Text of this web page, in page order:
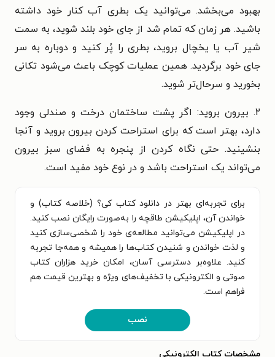
بهبود می‌بخشد. می‌توانید یک بطری آب کنار خود داشته
باشید. هر زمان که تمام شد از جای خود بلند شوید، به سمت
شیر آب یا یخچال بروید، بطری را پُر کنید و دوباره به سر
جای خود برگردید. همین عملیات کوچک باعث می‌شود تکانی
بخورید و سرحال‌تر شوید.
۲. بیرون بروید: اگر پشت ساختمان درخت و صندلی وجود
دارد، بهتر است که برای استراحت کردن بیرون بروید و آنجا
بنشینید. حتی نگاه کردن از پنجره به فضای سبز بیرون
می‌تواند یک استراحت باشد و در نوع خود مفید است.
برای تجربه‌ای بهتر در دانلود کتاب کی؟ (خلاصه کتاب) و
خواندن آن، اپلیکیشن طاقچه را به‌صورت رایگان نصب کنید.
در اپلیکیشن می‌توانید مطالعه‌ی خود را شخصی‌سازی کنید
و لذت خواندن و شنیدن کتاب‌ها را همیشه و همه‌جا تجربه
کنید. علاوه‌بر دسترسی آسان، امکان خرید هزاران کتاب
صوتی و الکترونیکی با تخفیف‌های ویژه و بهترین قیمت هم
فراهم است.
نصب
مشخصات کتاب الکترونیکی